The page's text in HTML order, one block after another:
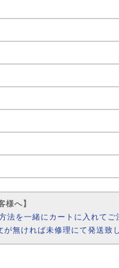
様へ】
法を一緒にカートに入れてご
無ければ未修理にて発送致し